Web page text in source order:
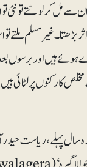
سے مل کر لوٹتے تو
بڑھتا۔ غیرمسلم
ہیں اوربرسوں بعد
کارکنوں پر لٹائی
پہلے، ریاست